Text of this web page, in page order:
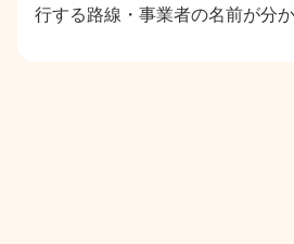
行する路線・事業者の名前が分か